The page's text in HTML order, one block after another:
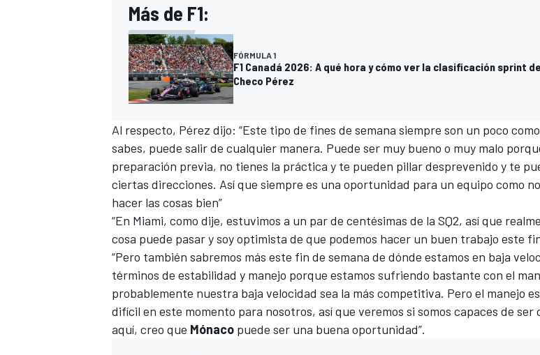
Más de F1:
FÓRMULA 1
F1 Canadá 2026: A qué hora y cómo ver la clasificación sprint
Checo Pérez
Al respecto, Pérez dijo: “Este tipo de fines de semana siempre son un poco
sabes, puede salir de cualquier manera. Puede ser muy bueno o muy malo
preparación previa, no tienes la práctica y te pueden pillar desprevenido y te
ciertas direcciones. Así que siempre es una oportunidad para un equipo como
hacer las cosas bien”
“En Miami, como dije, estuvimos a un par de centésimas de la SQ2, así que
cosa puede pasar y soy optimista de que podemos hacer un buen trabajo este
“Pero también sabremos más este fin de semana de dónde estamos en baja
términos de estabilidad y manejo porque estamos sufriendo bastante con el
probablemente nuestra baja velocidad sea la más competitiva. Pero el manejo
difícil en este momento para nosotros, así que veremos si somos capaces de ser
aquí, creo que Mónaco puede ser una buena oportunidad”.